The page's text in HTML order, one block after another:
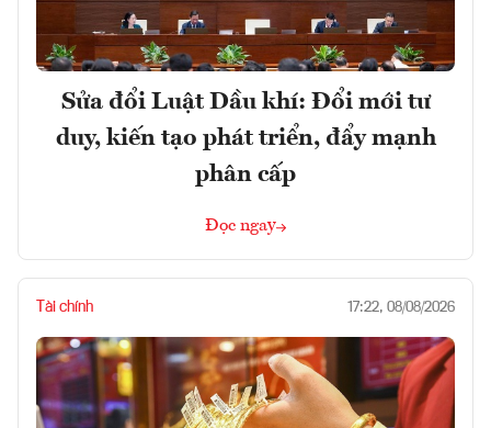
Sửa đổi Luật Dầu khí: Đổi mới tư
duy, kiến tạo phát triển, đẩy mạnh
phân cấp
Đọc ngay
Tài chính 17:22, 08/08/2026